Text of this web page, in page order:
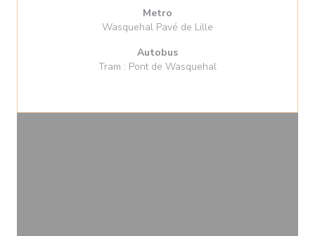
Metro
Wasquehal Pavé de Lille
Autobus
Tram : Pont de Wasquehal